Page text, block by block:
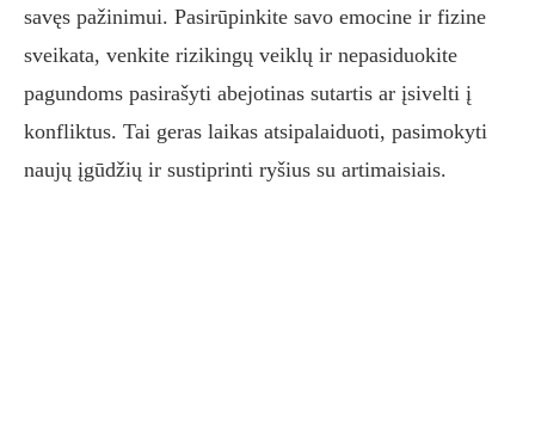
savęs pažinimui. Pasirūpinkite savo emocine ir fizine
sveikata, venkite rizikingų veiklų ir nepasiduokite
pagundoms pasirašyti abejotinas sutartis ar įsivelti į
konfliktus. Tai geras laikas atsipalaiduoti, pasimokyti
naujų įgūdžių ir sustiprinti ryšius su artimaisiais.